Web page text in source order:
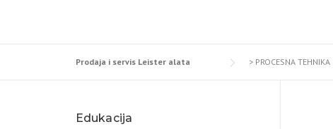
Prodaja i servis Leister alata > PROCESNA TEHNIKA
Edukacija